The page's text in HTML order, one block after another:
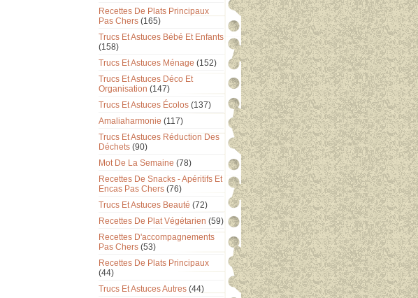
Recettes De Plats Principaux
Pas Chers (165)
Trucs Et Astuces Bébé Et Enfants
(158)
Trucs Et Astuces Ménage (152)
Trucs Et Astuces Déco Et
Organisation (147)
Trucs Et Astuces Écolos (137)
Amaliaharmonie (117)
Trucs Et Astuces Réduction Des
Déchets (90)
Mot De La Semaine (78)
Recettes De Snacks - Apéritifs Et
Encas Pas Chers (76)
Trucs Et Astuces Beauté (72)
Recettes De Plat Végétarien (59)
Recettes D'accompagnements
Pas Chers (53)
Recettes De Plats Principaux
(44)
Trucs Et Astuces Autres (44)